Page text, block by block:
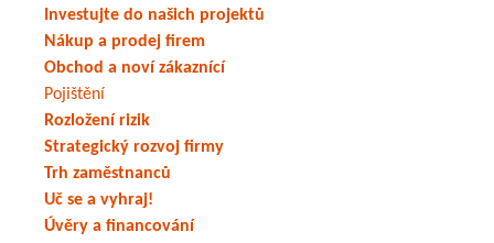
Investujte do našich projektů
Nákup a prodej firem
Obchod a noví zákaznící
Pojištění
Rozložení rizik
Strategický rozvoj firmy
Trh zaměstnanců
Uč se a vyhraj!
Úvěry a financování